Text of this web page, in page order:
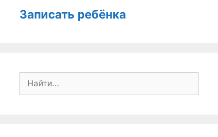
Записать ребёнка